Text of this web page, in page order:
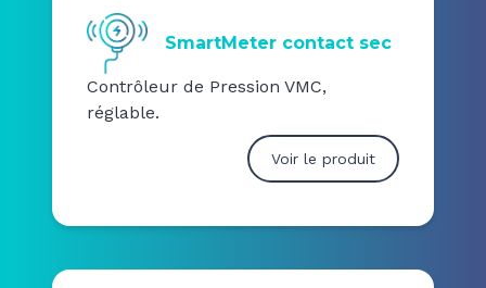
SmartMeter contact sec
Contrôleur de Pression VMC,
réglable.
Voir le produit